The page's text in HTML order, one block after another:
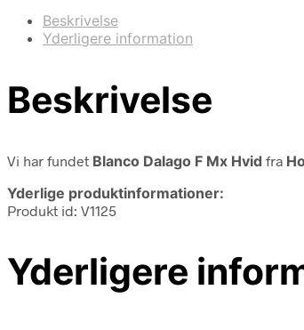
Beskrivelse
Yderligere information
Beskrivelse
Vi har fundet Blanco Dalago F Mx Hvid fra
Yderlige produktinformationer:
Produkt id: V1125
Yderligere